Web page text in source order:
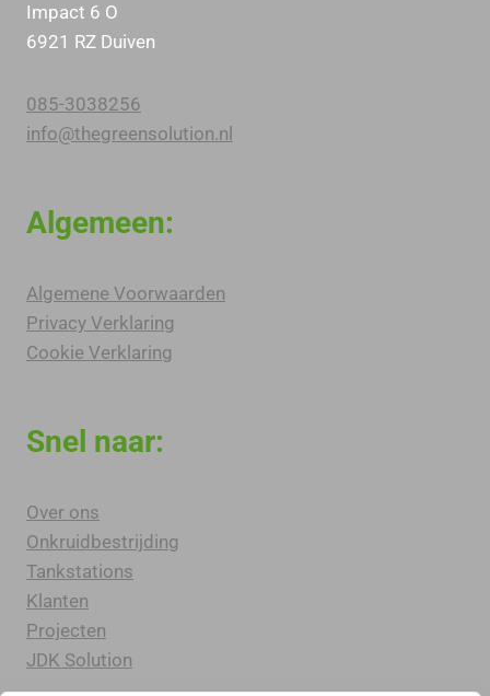
Impact 6 O
6921 RZ Duiven
085-3038256
info@thegreensolution.nl
Algemeen:
Algemene Voorwaarden
Privacy Verklaring
Cookie Verklaring
Snel naar:
Over ons
Onkruidbestrijding
Tankstations
Klanten
Projecten
JDK Solution